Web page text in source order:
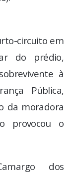
circuito em
do prédio,
à
Pública,
da moradora
provocou o
dos